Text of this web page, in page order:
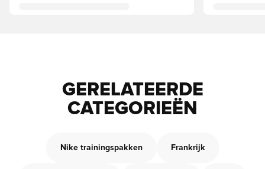
GERELATEERDE
CATEGORIEËN
Nike trainingspakken Frankrijk